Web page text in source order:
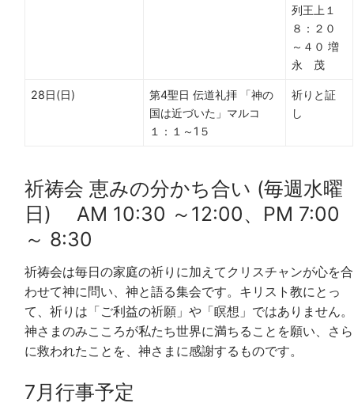
列王上１
８：２０
～４０ 増
永 茂
28日(日)
第4聖日 伝道礼拝 「神の
国は近づいた」マルコ
１：１～1５
祈りと証
し
祈祷会 恵みの分かち合い (毎週水曜
日) AM 10:30 ～12:00、PM 7:00
～ 8:30
祈祷会は毎日の家庭の祈りに加えてクリスチャンが心を合
わせて神に問い、神と語る集会です。キリスト教にとっ
て、祈りは「ご利益の祈願」や「瞑想」ではありません。
神さまのみこころが私たち世界に満ちることを願い、さら
に救われたことを、神さまに感謝するものです。
7月行事予定